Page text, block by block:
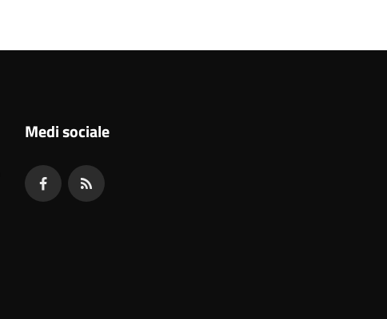
Medi sociale